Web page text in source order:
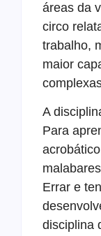
áreas da
circo
trabalho,
maior
A
Para
Errar e
disciplina